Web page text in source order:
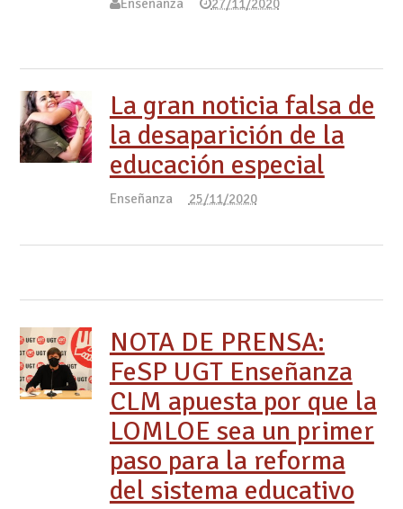
Enseñanza 27/11/2020
La gran noticia falsa de
la desaparición de la
educación especial
Enseñanza 25/11/2020
NOTA DE PRENSA:
FeSP UGT Enseñanza
CLM apuesta por que la
LOMLOE sea un primer
paso para la reforma
del sistema educativo